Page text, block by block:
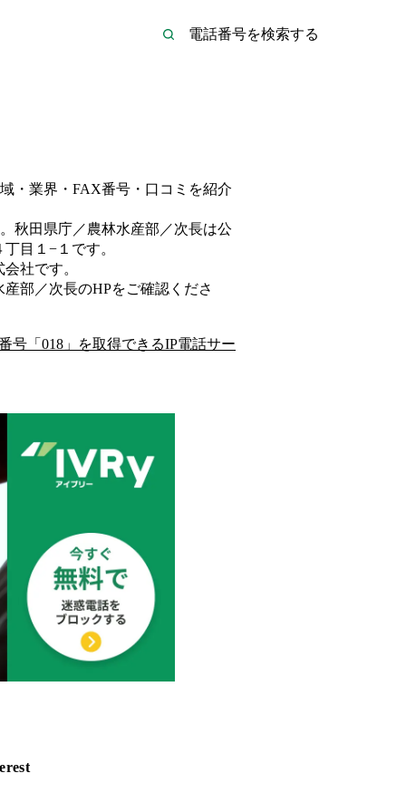
・業界・FAX番号・口コミを紹介
秋田県庁／農林水産部／次長は公
目１−１ です。
会社です。
産部／次長のHPをご確認くださ
号「 018 」を取得できるIP電話サー